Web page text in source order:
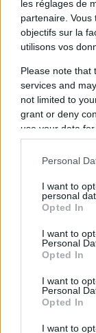
les réglages de
partenaire.
objectifs sur la
utilisons vos
Please note that
services and
not limited to
grant or deny
use your data
consent section.
Personal
I want to
personal
Opted In
I want to
Personal
Opted In
I want to
Personal
Opted In
I want to
Munich
La
équipes
1946) et
1932) aura
21h00
.
diffusée à la
Pour suivre l'
vous
issue des
résultats.